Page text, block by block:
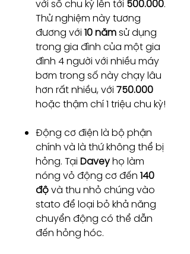
với số chu kỳ lên tới 500.000.
Thử nghiệm này tương
đương với 10 nămsử dụng
trong gia đình của một gia
đình 4 người với nhiều máy
bơm trong số này chạy lâu
hơn rất nhiều, với 750.000
hoặc thậm chí 1 triệu chu kỳ!
Động cơ điện là bộ phận
chính và là thứ không thể bị
hỏng. Tại Daveyhọ làm
nóng vỏ động cơ đến 140
độvà thu nhỏ chúng vào
stato để loại bỏ khả năng
chuyển động có thể dẫn
đến hỏng hóc.